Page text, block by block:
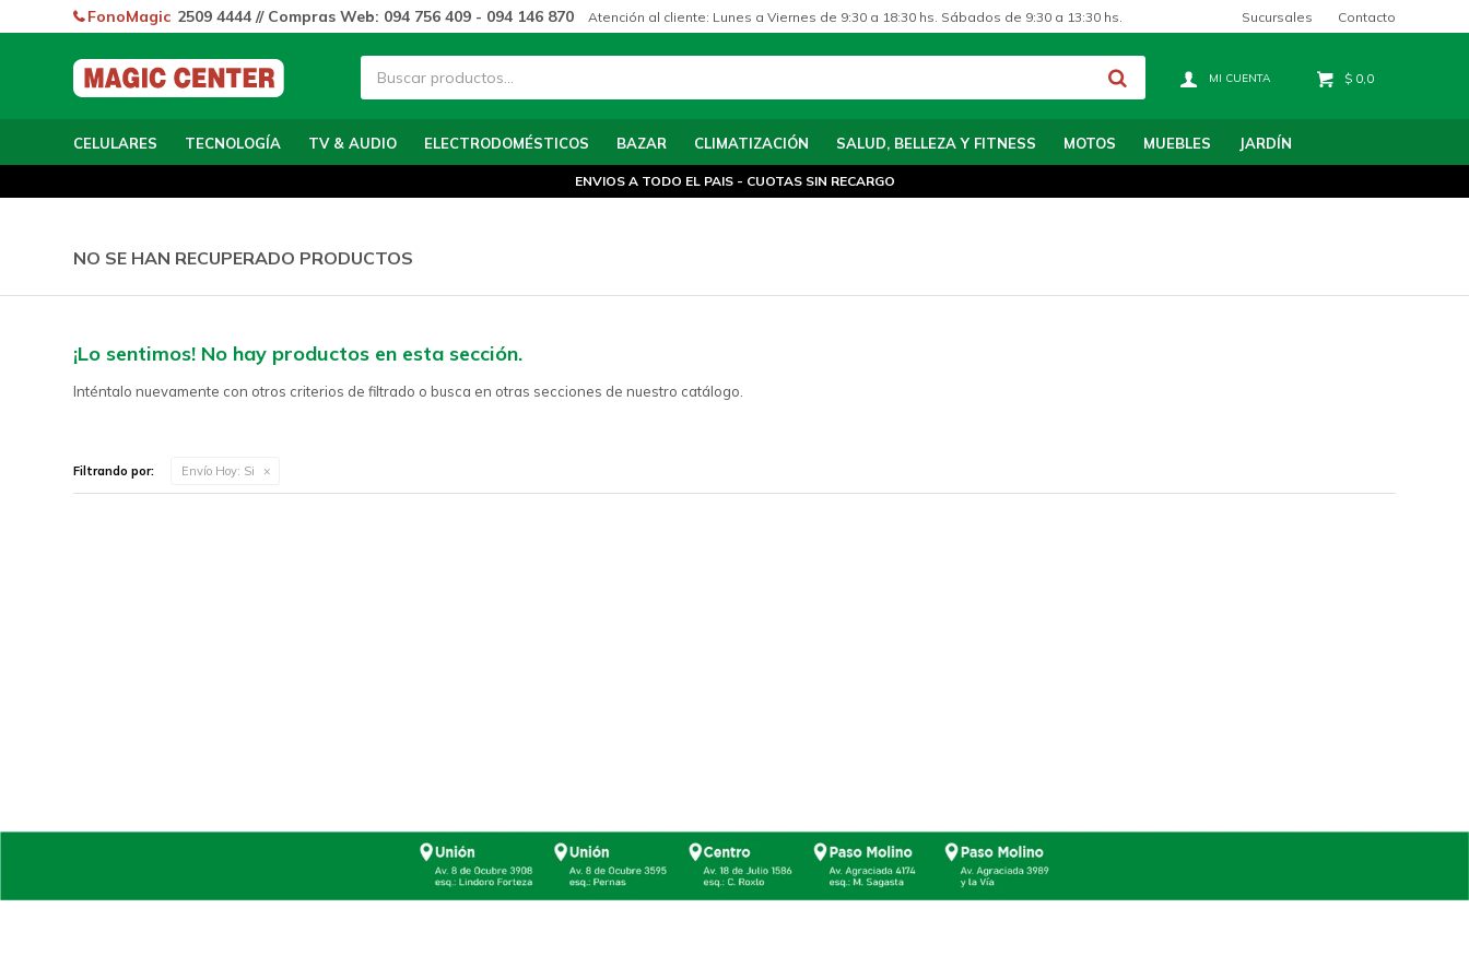
CELULARES TECNOLOGÍA TV & AUDIO ELECTRODOMÉSTICOS BAZAR CLIMATIZACIÓN SALUD, BELLEZA Y FITNESS MOTOS MUEBLES JARDÍN
$ 0,0
FonoMagic 2509 4444 // Compras Web: 094 756 409 - 094 146 870 Atención al cliente: Lunes a Viernes de 9:30 a 18:30 hs. Sábados de 9:30 a 13:30 hs. Sucursales Contacto
ENVIOS A TODO EL PAIS - CUOTAS SIN RECARGO
NO SE HAN RECUPERADO PRODUCTOS
¡Lo sentimos! No hay productos en esta sección.
Inténtalo nuevamente con otros criterios de filtrado o busca en otras secciones de nuestro catálogo.
Filtrando por: Envío Hoy: Si